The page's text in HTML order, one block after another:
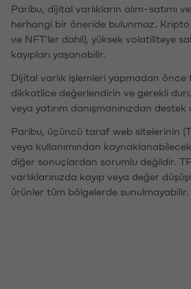
Paribu, dijital varlıkların alım-satımı
herhangi bir öneride bulunmaz.
ve NFT'ler dahil), yüksek volatiliteye
kayıpları yaşanabilir.
Dijital varlık işlemleri yapmadan
dikkatlice değerlendirin ve gerekli
veya yatırım danışmanınızdan destek
Paribu, üçüncü taraf web sitelerinin
veya kullanımından
diğer sonuçlardan sorumlu değildir.
varlıklarınızda kayıp veya değer
ürünler tüm bölgelerde sunulmayabilir.